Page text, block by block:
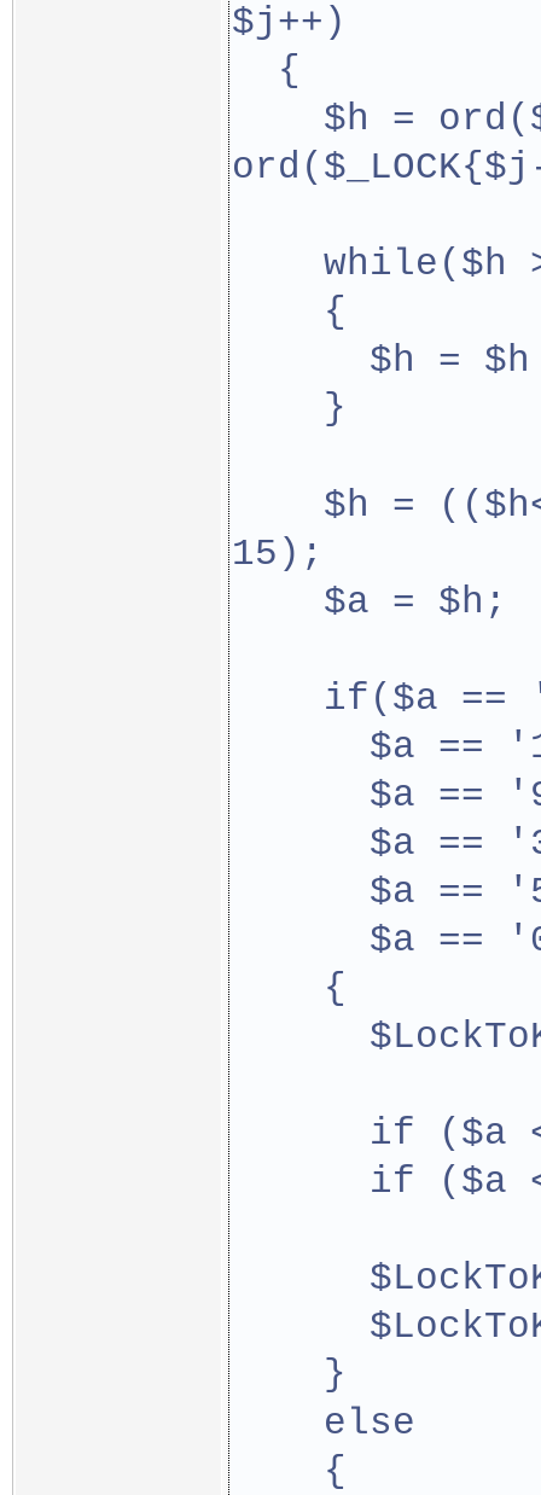
$j++)
{
$h =
while($h >
{
$h = $h
}
$h =
15);
$a = $h;
if($a ==
$a ==
$a ==
$a ==
$a ==
$a ==
{
if ($a <
if ($a <
}
else
{